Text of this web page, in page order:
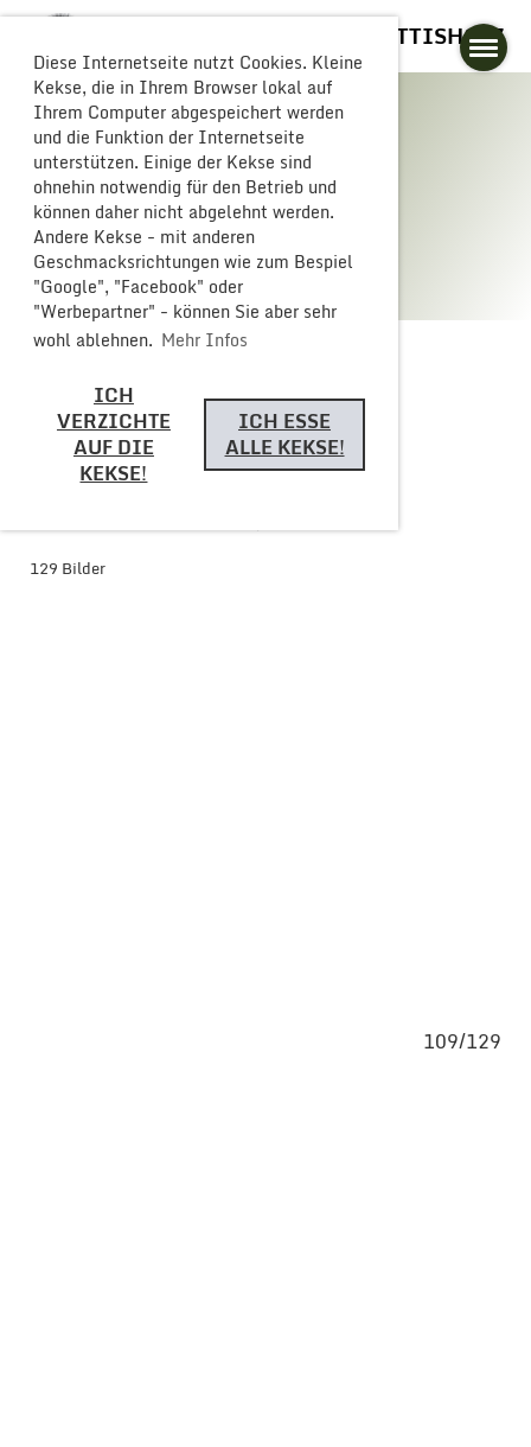
Diese Internetseite nutzt Cookies. Kleine
Kekse, die in Ihrem Browser lokal auf
Ihrem Computer abgespeichert werden
und die Funktion der Internetseite
unterstützen. Einige der Kekse sind
ohnehin notwendig für den Betrieb und
können daher nicht abgelehnt werden.
Andere Kekse - mit anderen
Geschmacksrichtungen wie zum Bespiel
"Google", "Facebook" oder
"Werbepartner" - können Sie aber sehr
wohl ablehnen. Mehr Infos
ICH
VERZICHTE
AUF DIE
KEKSE!
ICH ESSE
ALLE KEKSE!
GLOGGERESCHRÄNZER BUTTISHOLZ
Galerie
Zurück
129 Bilder
109/129